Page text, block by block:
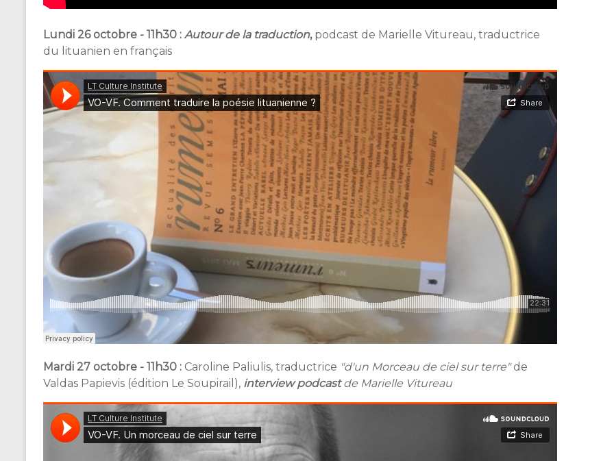
Lundi 26 octobre - 11h30 : Autour de la traduction,podcast de Marielle Vitureau, traductrice
du lituanien en français
Mardi 27 octobre - 11h30 : Caroline Paliulis, traductrice "d'un Morceau de ciel sur terre"de
Valdas Papievis (édition Le Soupirail), interview podcastde Marielle Vitureau